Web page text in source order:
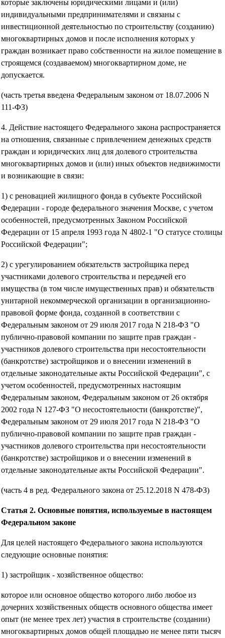
которые заключены юридическими лицами и (или)
индивидуальными предпринимателями и связаны с
инвестиционной деятельностью по строительству (созданию)
многоквартирных домов и после исполнения которых у
граждан возникает право собственности на жилое помещение в
строящемся (создаваемом) многоквартирном доме, не
допускается.
(часть третья введена Федеральным законом от 18.07.2006 N
111-ФЗ)
4. Действие настоящего Федерального закона распространяется
на отношения, связанные с привлечением денежных средств
граждан и юридических лиц для долевого строительства
многоквартирных домов и (или) иных объектов недвижимости
и возникающие в связи:
1) с реновацией жилищного фонда в субъекте Российской
Федерации - городе федерального значения Москве, с учетом
особенностей, предусмотренных Законом Российской
Федерации от 15 апреля 1993 года N 4802-1 "О статусе столицы
Российской Федерации";
2) с урегулированием обязательств застройщика перед
участниками долевого строительства и передачей его
имущества (в том числе имущественных прав) и обязательств
унитарной некоммерческой организации в организационно-
правовой форме фонда, созданной в соответствии с
Федеральным законом от 29 июля 2017 года N 218-ФЗ "О
публично-правовой компании по защите прав граждан -
участников долевого строительства при несостоятельности
(банкротстве) застройщиков и о внесении изменений в
отдельные законодательные акты Российской Федерации", с
учетом особенностей, предусмотренных настоящим
Федеральным законом, Федеральным законом от 26 октября
2002 года N 127-ФЗ "О несостоятельности (банкротстве)",
Федеральным законом от 29 июля 2017 года N 218-ФЗ "О
публично-правовой компании по защите прав граждан -
участников долевого строительства при несостоятельности
(банкротстве) застройщиков и о внесении изменений в
отдельные законодательные акты Российской Федерации".
(часть 4 в ред. Федерального закона от 25.12.2018 N 478-ФЗ)
Статья 2. Основные понятия, используемые в настоящем
Федеральном законе
Для целей настоящего Федерального закона используются
следующие основные понятия:
1) застройщик - хозяйственное общество:
которое или основное общество которого либо любое из
дочерних хозяйственных обществ основного общества имеет
опыт (не менее трех лет) участия в строительстве (создании)
многоквартирных домов общей площадью не менее пяти тысяч